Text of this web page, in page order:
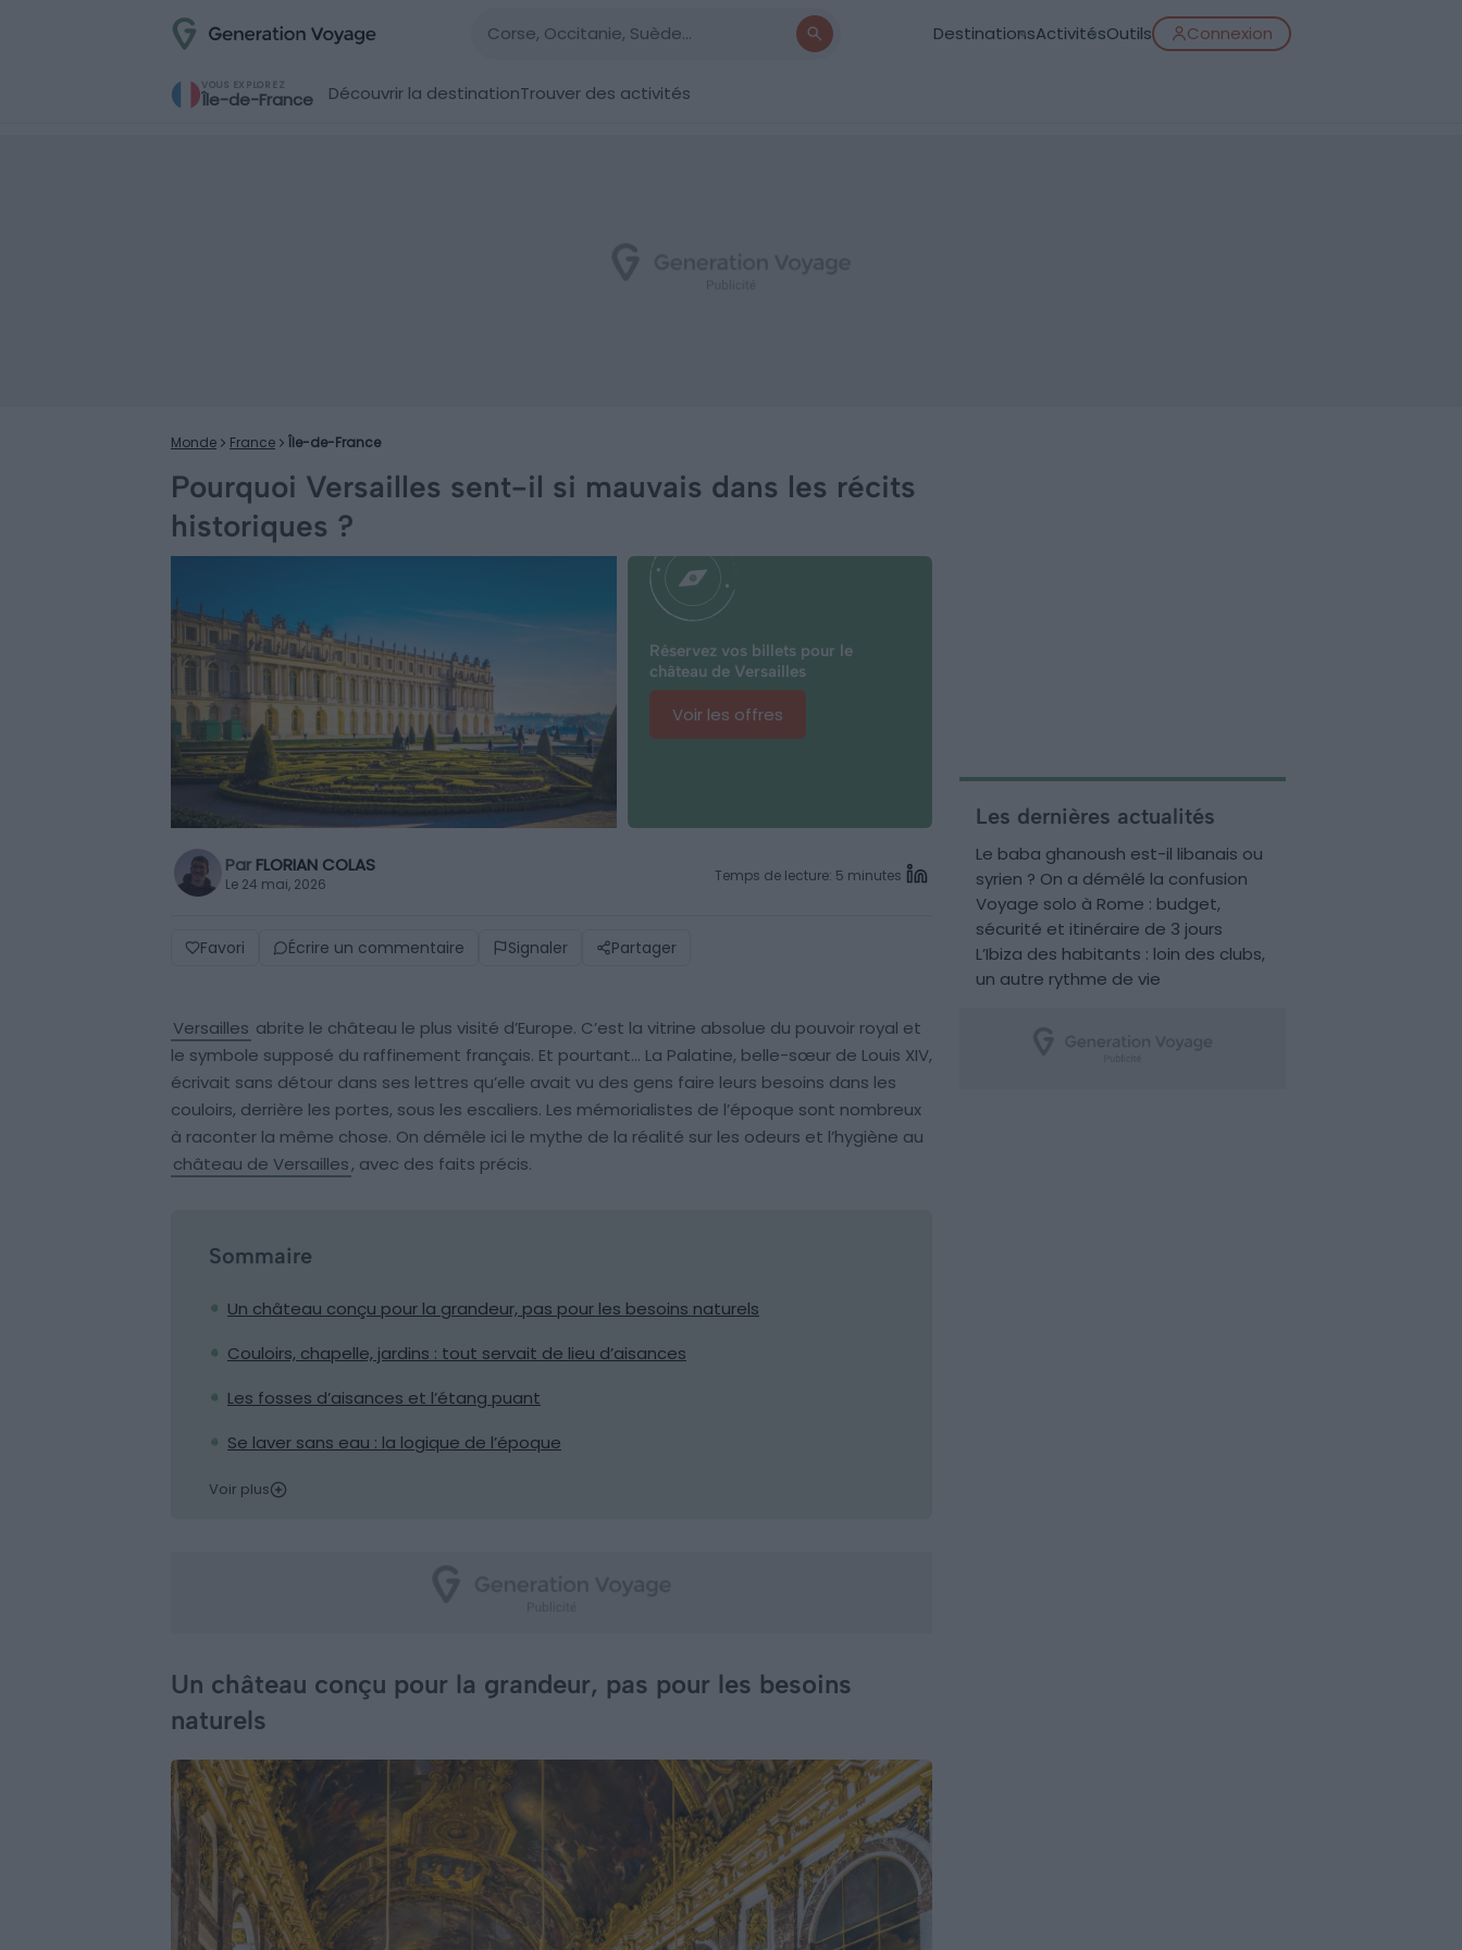
DestinationsActivitésOutils Connexion
VOUS EXPLOREZ
Île-de-France Découvrir la destinationTrouver des activités
Monde France Île-de-France
Pourquoi Versailles sent-il si mauvais dans les récits
historiques ?
Réservez vos billets pour le
château de Versailles
Voir les offres
Par FLORIAN COLAS
Le 24 mai, 2026 Temps de lecture: 5 minutes
Favori Écrire un commentaire Signaler Partager
Versailles abrite le château le plus visité d’Europe. C’est la vitrine absolue du pouvoir royal et
le symbole supposé du raffinement français. Et pourtant… La Palatine, belle-sœur de Louis XIV,
écrivait sans détour dans ses lettres qu’elle avait vu des gens faire leurs besoins dans les
couloirs, derrière les portes, sous les escaliers. Les mémorialistes de l’époque sont nombreux
à raconter la même chose. On démêle ici le mythe de la réalité sur les odeurs et l’hygiène au
château de Versailles, avec des faits précis.
Sommaire
Un château conçu pour la grandeur, pas pour les besoins naturels
Couloirs, chapelle, jardins : tout servait de lieu d’aisances
Les fosses d’aisances et l’étang puant
Se laver sans eau : la logique de l’époque
Voir plus
Un château conçu pour la grandeur, pas pour les besoins
naturels
Les dernières actualités
Le baba ghanoush est-il libanais ou
syrien ? On a démêlé la confusion
Voyage solo à Rome : budget,
sécurité et itinéraire de 3 jours
L’Ibiza des habitants : loin des clubs,
un autre rythme de vie